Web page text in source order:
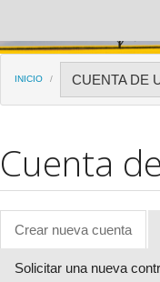
INICIO CUENTA DE
Cuenta
Solapas
Crear nueva cuenta
Solicitar una nueva